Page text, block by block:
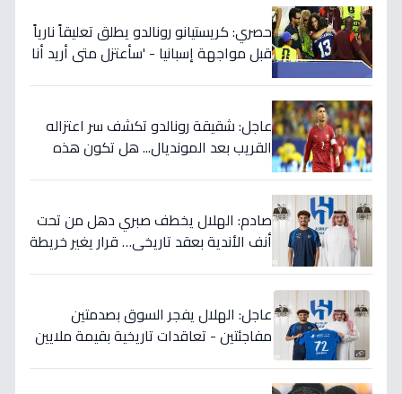
حصري: كريستيانو رونالدو يطلق تعليقاً نارياً
قبل مواجهة إسبانيا - 'سأعتزل متى أريد أنا
عاجل: شقيقة رونالدو تكشف سر اعتزاله
القريب بعد المونديال... هل تكون هذه
صادم: الهلال يخطف صبري دهل من تحت
أنف الأندية بعقد تاريخي… قرار يغير خريطة
عاجل: الهلال يفجر السوق بصدمتين
مفاجئتين - تعاقدات تاريخية بقيمة ملايين